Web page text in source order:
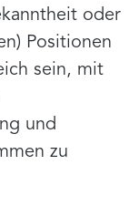
oder
Positionen
sein, mit
und
zu